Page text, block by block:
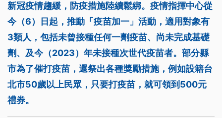
新冠疫情趨緩，防疫措施陸續鬆綁。疫情指揮中心從
今（6）日起，推動「疫苗加一」活動，適用對象有
3類人，包括未曾接種任何一劑疫苗、尚未完成基礎
劑、及今（2023）年未接種次世代疫苗者。部分縣
市為了催打疫苗，還祭出各種獎勵措施，例如設籍台
北市50歲以上民眾，只要打疫苗，就可領到500元
禮券。